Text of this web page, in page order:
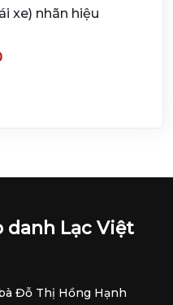
xe) nhãn hiệu
danh Lạc Việt
Đỗ Thị Hồng Hạnh